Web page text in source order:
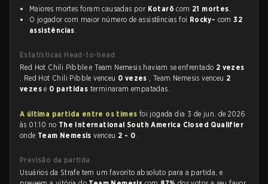
Maiores mortes foram causadas por Kotarō com 21 mortes.
O jogador com maior número de assistências foi Rocky~ com32
assistências.
Estatísticas Head-to-head
Red Hot Chili Pibble e Team Nemesis haviam se enfrentado 2 vezes
. Red Hot Chili Pibble venceu 0 vezes , Team Nemesis venceu 2
vezese 0 partidas terminaram empatadas.
A última partida entre os times foi jogada dia 3 de jun. de 2026
às 01:10 no The International South America Closed Qualifier
onde Team Nemesisvenceu 2 - 0 .
Previsão da partida
Usuários da Strafe tem um favorito absoluto para a partida, e